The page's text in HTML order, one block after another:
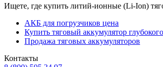
Ищете, где купить литий-ионные (Li-Ion)
АКБ для погрузчиков цена
Купить тяговый аккумулятор
Продажа тяговых аккумуляторов
Контакты